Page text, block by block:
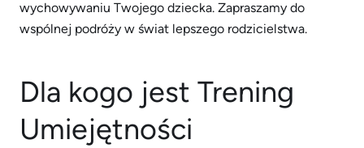
wychowywaniu Twojego dziecka. Zapraszamy do
wspólnej podróży w świat lepszego rodzicielstwa.
Dla kogo jest Trening
Umiejętności